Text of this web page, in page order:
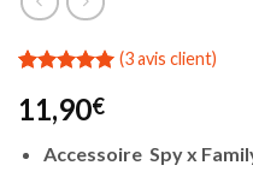
sur 5 basé
sur
notations
client
(3avis client)
11,90€
Accessoire Spy x